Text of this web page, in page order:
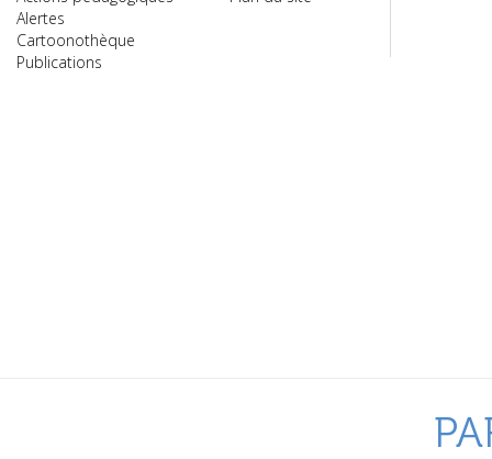
Alertes
Cartoonothèque
Publications